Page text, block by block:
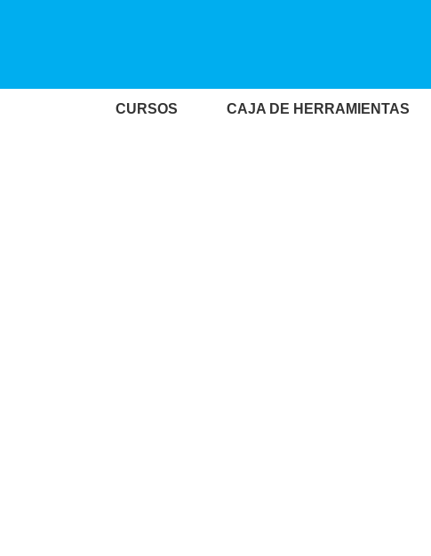
CURSOS CAJA DE HERRAMIENTAS